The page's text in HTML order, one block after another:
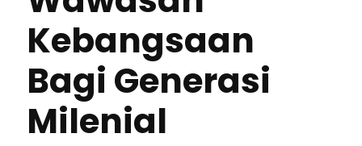
Kebangsaan
Bagi Generasi
Milenial